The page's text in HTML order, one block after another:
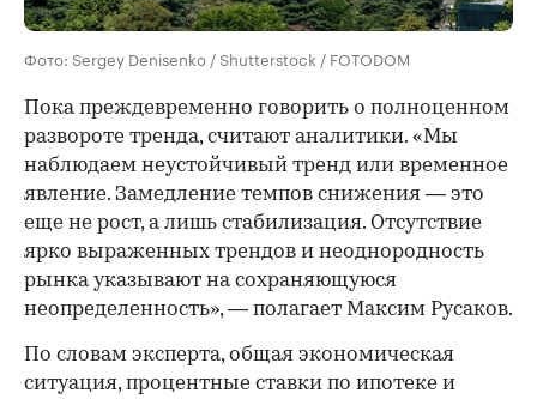
Фото: Sergey Denisenko / Shutterstock / FOTODOM
Пока преждевременно говорить о полноценном
развороте тренда, считают аналитики. «Мы
наблюдаем неустойчивый тренд или временное
явление. Замедление темпов снижения — это
еще не рост, а лишь стабилизация. Отсутствие
ярко выраженных трендов и неоднородность
рынка указывают на сохраняющуюся
неопределенность», — полагает Максим Русаков.
По словам эксперта, общая экономическая
ситуация, процентные ставки по ипотеке и